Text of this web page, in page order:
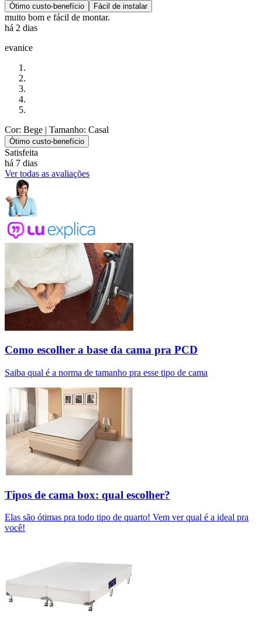
Ótimo custo-benefício Fácil de instalar
muito bom e fácil de montar.
há 2 dias
evanice
Cor: Bege | Tamanho: Casal
Ótimo custo-benefício
Satisfeita
há 7 dias
Ver todas as avaliações
Como escolher a base da cama pra PCD
Saiba qual é a norma de tamanho pra esse tipo de cama
Tipos de cama box: qual escolher?
Elas são ótimas pra todo tipo de quarto! Vem ver qual é a ideal pra
você!